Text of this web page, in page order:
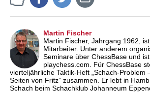
Martin Fischer
Martin Fischer, Jahrgang 1962,
Mitarbeiter. Unter anderem
Seminare über ChessBase und
playchess.com. Für ChessBase
vierteljährliche Taktik-Heft „Schach-Problem
Seiten von Fritz” zusammen. Er lebt in
Schach beim Schachklub Johanneum